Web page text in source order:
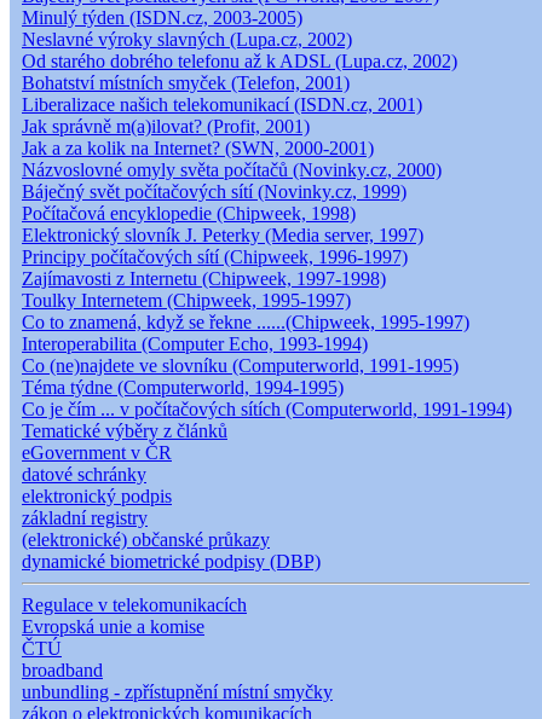
Minulý týden (ISDN.cz, 2003-2005)
Neslavné výroky slavných (Lupa.cz, 2002)
Od starého dobrého telefonu až k ADSL (Lupa.cz, 2002)
Bohatství místních smyček (Telefon, 2001)
Liberalizace našich telekomunikací (ISDN.cz, 2001)
Jak správně m(a)ilovat? (Profit, 2001)
Jak a za kolik na Internet? (SWN, 2000-2001)
Názvoslovné omyly světa počítačů (Novinky.cz, 2000)
Báječný svět počítačových sítí (Novinky.cz, 1999)
Počítačová encyklopedie (Chipweek, 1998)
Elektronický slovník J. Peterky (Media server, 1997)
Principy počítačových sítí (Chipweek, 1996-1997)
Zajímavosti z Internetu (Chipweek, 1997-1998)
Toulky Internetem (Chipweek, 1995-1997)
Co to znamená, když se řekne ......(Chipweek, 1995-1997)
Interoperabilita (Computer Echo, 1993-1994)
Co (ne)najdete ve slovníku (Computerworld, 1991-1995)
Téma týdne (Computerworld, 1994-1995)
Co je čím ... v počítačových sítích (Computerworld, 1991-1994)
Tematické výběry z článků
eGovernment v ČR
datové schránky
elektronický podpis
základní registry
(elektronické) občanské průkazy
dynamické biometrické podpisy (DBP)
Regulace v telekomunikacích
Evropská unie a komise
ČTÚ
broadband
unbundling - zpřístupnění místní smyčky
zákon o elektronických komunikacích